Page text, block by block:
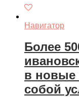
Навигатор
Более
в новые
собой